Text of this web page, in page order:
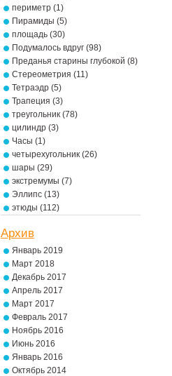
периметр (1)
Пирамиды (5)
площадь (30)
Подумалось вдруг (98)
Преданья старины глубокой (8)
Стереометрия (11)
Тетраэдр (5)
Трапеция (3)
треугольник (78)
цилиндр (3)
Часы (1)
четырехугольник (26)
шары (29)
экстремумы (7)
Эллипс (13)
этюды (112)
Архив
Январь 2019
Март 2018
Декабрь 2017
Апрель 2017
Март 2017
Февраль 2017
Ноябрь 2016
Июнь 2016
Январь 2016
Октябрь 2014